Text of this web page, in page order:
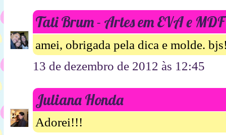
Tati Brum - Artes em EVA e MDF
amei, obrigada pela dica e molde.
13 de dezembro de 2012 às 12:45
Juliana Honda
Adorei!!!